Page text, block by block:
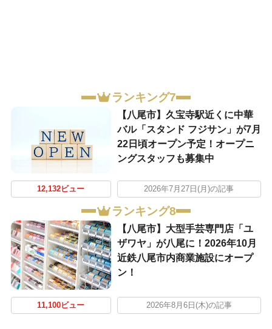
ランキング7
【八尾市】久宝寺駅近くに中華
バル「スタンド フジサン」が7月
22日頃オープン予定！オープニ
ングスタッフも募集中
12,132ビュー 2026年7月27日(月)の記事
ランキング8
【八尾市】大型手芸専門店「ユ
ザワヤ」が八尾に！2026年10月
近鉄八尾市内商業施設にオープ
ン！
11,100ビュー 2026年8月6日(木)の記事